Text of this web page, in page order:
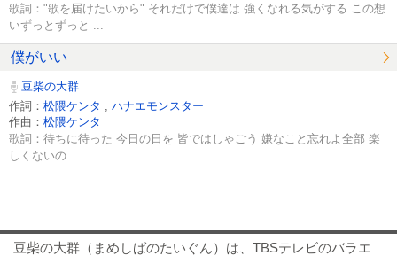
歌詞："歌を届けたいから" それだけで僕達は 強くなれる気がする この想
いずっとずっと ...
僕がいい
豆柴の大群
作詞： 松隈ケンタ
ハナエモンスター
作曲： 松隈ケンタ
歌詞：待ちに待った 今日の日を 皆ではしゃごう 嫌なこと忘れよ全部 楽
しくないの...
豆柴の大群（まめしばのたいぐん）は、TBSテレビのバラエ